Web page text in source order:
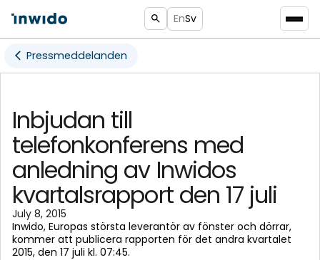
EnSv
Pressmeddelanden
Inbjudan till
telefonkonferens med
anledning av Inwidos
kvartalsrapport den 17 juli
July 8, 2015
Inwido, Europas största leverantör av fönster och dörrar,
kommer att publicera rapporten för det andra kvartalet
2015, den 17 juli kl. 07:45.